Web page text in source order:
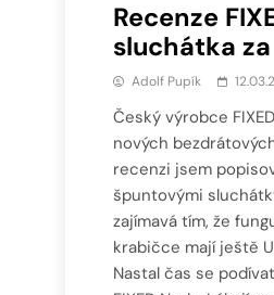
Recenze
sluchátka
Adolf Pupík
Český výrobce
nových
recenzi jsem
špuntovými
zajímavá tím, že
krabičce mají ještě
Nastal čas se